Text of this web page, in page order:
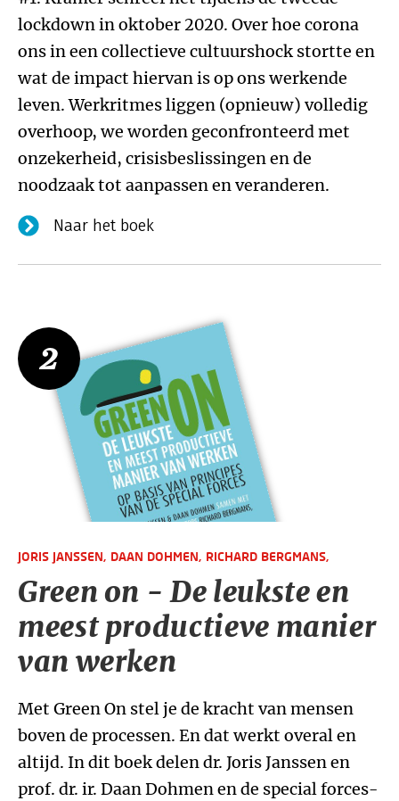
lockdown in oktober 2020. Over hoe corona
ons in een collectieve cultuurshock stortte en
wat de impact hiervan is op ons werkende
leven. Werkritmes liggen (opnieuw) volledig
overhoop, we worden geconfronteerd met
onzekerheid, crisisbeslissingen en de
noodzaak tot aanpassen en veranderen.
Naar het boek
2
JORIS JANSSEN, DAAN DOHMEN, RICHARD BERGMANS,
Green on - De leukste en
meest productieve manier
van werken
Met Green On stel je de kracht van mensen
boven de processen. En dat werkt overal en
altijd. In dit boek delen dr. Joris Janssen en
prof. dr. ir. Daan Dohmen en de special forces-